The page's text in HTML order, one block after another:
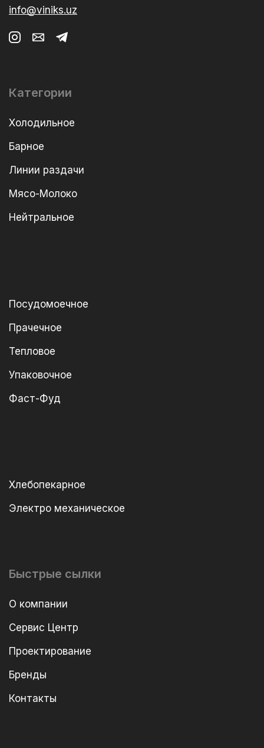
info@viniks.uz
Категории
Холодильное
Барное
Линии раздачи
Мясо-Молоко
Нейтральное
Посудомоечное
Прачечное
Тепловое
Упаковочное
Фаст-Фуд
Хлебопекарное
Электро механическое
Быстрые сылки
О компании
Сервис Центр
Проектирование
Бренды
Контакты